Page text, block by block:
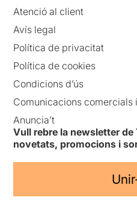
Atenció al client
Avís legal
Política de privacitat
Política de cookies
Condicions d’ús
Comunicacions comercials
Anuncia’t
Vull rebre la newsletter de
novetats, promocions i